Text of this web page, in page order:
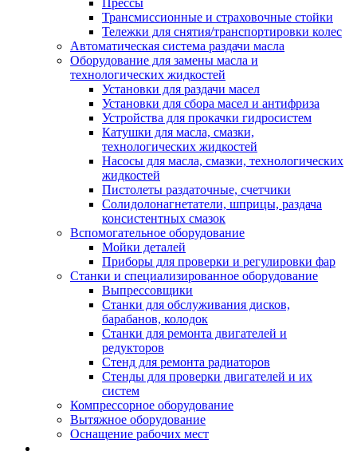
Прессы
Трансмиссионные и страховочные стойки
Тележки для снятия/транспортировки колес
Автоматическая система раздачи масла
Оборудование для замены масла и
технологических жидкостей
Установки для раздачи масел
Установки для сбора масел и антифриза
Устройства для прокачки гидросистем
Катушки для масла, смазки,
технологических жидкостей
Насосы для масла, смазки, технологических
жидкостей
Пистолеты раздаточные, счетчики
Солидолонагнетатели, шприцы, раздача
консистентных смазок
Вспомогательное оборудование
Мойки деталей
Приборы для проверки и регулировки фар
Станки и специализированное оборудование
Выпрессовщики
Станки для обслуживания дисков,
барабанов, колодок
Станки для ремонта двигателей и
редукторов
Стенд для ремонта радиаторов
Стенды для проверки двигателей и их
систем
Компрессорное оборудование
Вытяжное оборудование
Оснащение рабочих мест